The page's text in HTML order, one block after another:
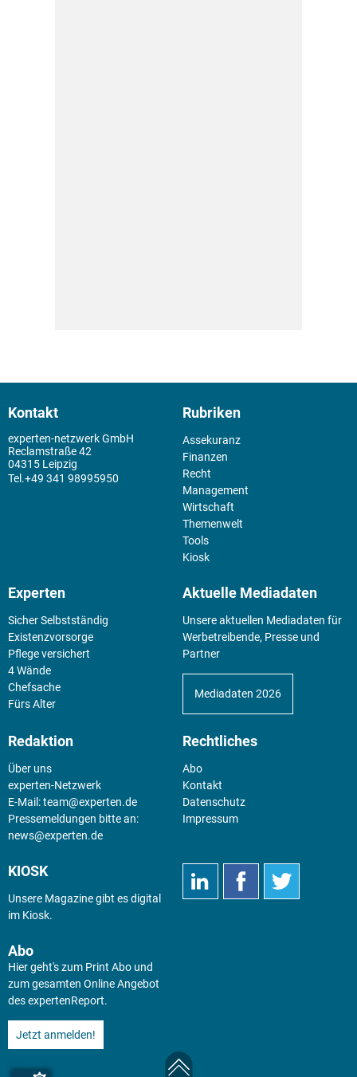
Kontakt
experten-netzwerk GmbH
Reclamstraße 42
04315 Leipzig
+49 341 98995950
Rubriken
Assekuranz
Finanzen
Recht
Management
Wirtschaft
Themenwelt
Tools
Kiosk
Experten
Sicher Selbstständig
Existenz­vorsorge
Pflege versichert
4 Wände
Chefsache
Fürs Alter
Aktuelle Mediadaten
Unsere aktuellen Mediadaten für
Werbetreibende, Presse und
Partner
Mediadaten 2026
Redaktion
Über uns
experten-Netzwerk
E-Mail:team@experten.de
Pressemeldungen bitte an:
news@experten.de
Rechtliches
Abo
Kontakt
Datenschutz
Impressum
KIOSK
Unsere Magazine gibt es digital
im Kiosk.
Abo
Hier geht's zum Print Abo und
zum gesamten Online Angebot
des expertenReport.
Jetzt anmelden!